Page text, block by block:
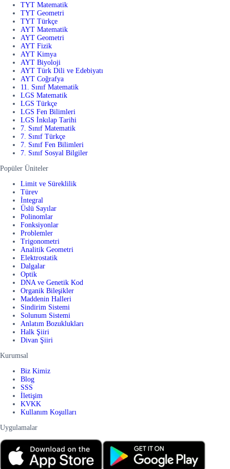
TYT Matematik
TYT Geometri
TYT Türkçe
AYT Matematik
AYT Geometri
AYT Fizik
AYT Kimya
AYT Biyoloji
AYT Türk Dili ve Edebiyatı
AYT Coğrafya
11. Sınıf Matematik
LGS Matematik
LGS Türkçe
LGS Fen Bilimleri
LGS İnkılap Tarihi
7. Sınıf Matematik
7. Sınıf Türkçe
7. Sınıf Fen Bilimleri
7. Sınıf Sosyal Bilgiler
Popüler Üniteler
Limit ve Süreklilik
Türev
İntegral
Üslü Sayılar
Polinomlar
Fonksiyonlar
Problemler
Trigonometri
Analitik Geometri
Elektrostatik
Dalgalar
Optik
DNA ve Genetik Kod
Organik Bileşikler
Maddenin Halleri
Sindirim Sistemi
Solunum Sistemi
Anlatım Bozuklukları
Halk Şiiri
Divan Şiiri
Kurumsal
Biz Kimiz
Blog
SSS
İletişim
KVKK
Kullanım Koşulları
Uygulamalar